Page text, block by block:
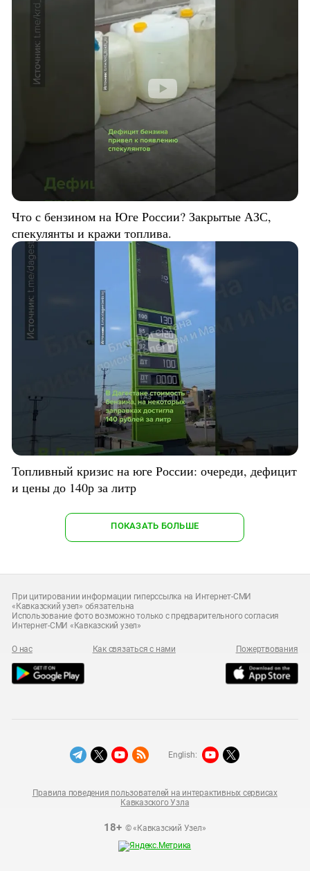
Что с бензином на Юге России? Закрытые АЗС,
спекулянты и кражи топлива.
Топливный кризис на юге России: очереди, дефицит
и цены до 140р за литр
ПОКАЗАТЬ БОЛЬШЕ
При цитировании информации гиперссылка на Интернет-СМИ
«Кавказский узел» обязательна
Использование фото возможно только с предварительного согласия
Интернет-СМИ «Кавказский узел»
О нас Как связаться с нами Пожертвования
18+© «Кавказский Узел»
Правила поведения пользователей на интерактивных сервисах
Кавказского Узла
English: